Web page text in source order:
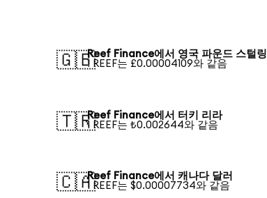
🇬🇧Reef Finance에서 영국 파운드 스털링
1 REEF는 £0.00004109와 같음
🇹🇷Reef Finance에서 터키 리라
1 REEF는 ₺0.002644와 같음
🇨🇦Reef Finance에서 캐나다 달러
1 REEF는 $0.00007734와 같음